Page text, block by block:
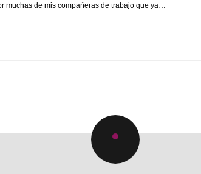
muchas de mis compañeras de trabajo que ya…